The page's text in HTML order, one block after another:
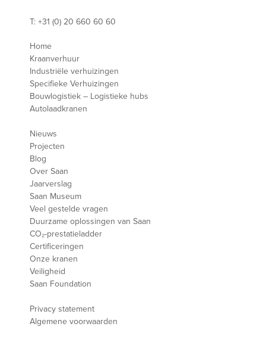
T: +31 (0) 20 660 60 60
Home
Kraanverhuur
Industriële verhuizingen
Specifieke Verhuizingen
Bouwlogistiek – Logistieke hubs
Autolaadkranen
Nieuws
Projecten
Blog
Over Saan
Jaarverslag
Saan Museum
Veel gestelde vragen
Duurzame oplossingen van Saan
CO₂-prestatieladder
Certificeringen
Onze kranen
Veiligheid
Saan Foundation
Privacy statement
Algemene voorwaarden